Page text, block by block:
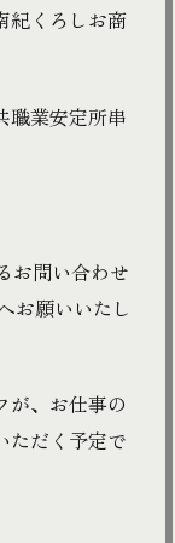
紀くろしお商
職業安定所串
お問い合わせ
お願いいたし
が、お仕事の
ただく予定で